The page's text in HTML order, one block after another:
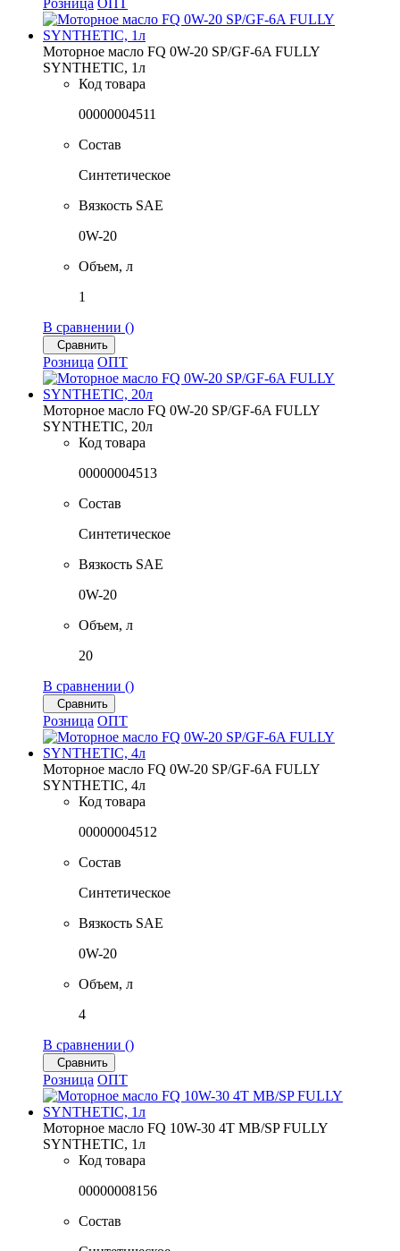
Моторное масло FQ 0W-20 SP/GF-6A FULLY
SYNTHETIC, 1л
Код товара
00000004511
Состав
Синтетическое
Вязкость SAE
0W-20
Объем, л
1
В сравнении ()
Сравнить
Розница ОПТ
Моторное масло FQ 0W-20 SP/GF-6A FULLY
SYNTHETIC, 20л
Код товара
00000004513
Состав
Синтетическое
Вязкость SAE
0W-20
Объем, л
20
В сравнении ()
Сравнить
Розница ОПТ
Моторное масло FQ 0W-20 SP/GF-6A FULLY
SYNTHETIC, 4л
Код товара
00000004512
Состав
Синтетическое
Вязкость SAE
0W-20
Объем, л
4
В сравнении ()
Сравнить
Розница ОПТ
Моторное масло FQ 10W-30 4T MB/SP FULLY
SYNTHETIC, 1л
Код товара
00000008156
Состав